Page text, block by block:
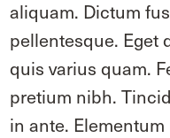
aliquam. Dictum
pellentesque. Eget
quis varius quam.
pretium nibh.
in ante.